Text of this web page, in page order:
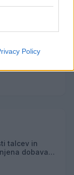
Policy
talcev in
dobava